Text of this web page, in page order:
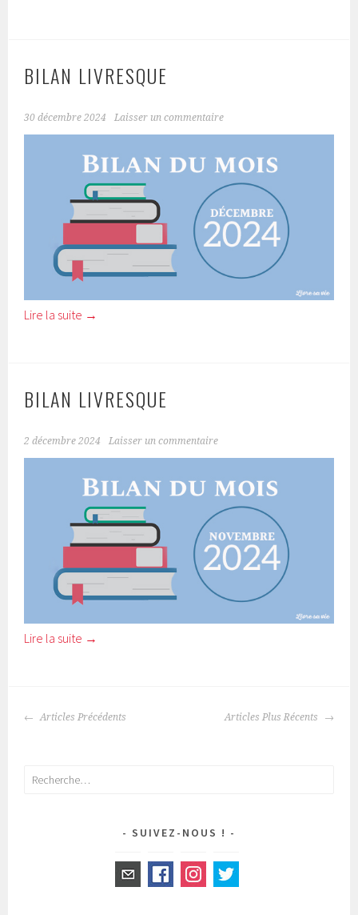
BILAN LIVRESQUE
30 décembre 2024 Laisser un commentaire
Lire la suite →
BILAN LIVRESQUE
2 décembre 2024 Laisser un commentaire
Lire la suite →
ARTICLES
Articles Précédents Articles Plus Récents
Rechercher :
SUIVEZ-NOUS !